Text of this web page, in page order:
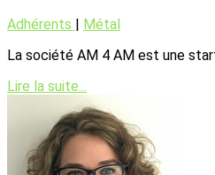
Adhérents | Métal
La société AM 4 AM est une
Lire la suite...